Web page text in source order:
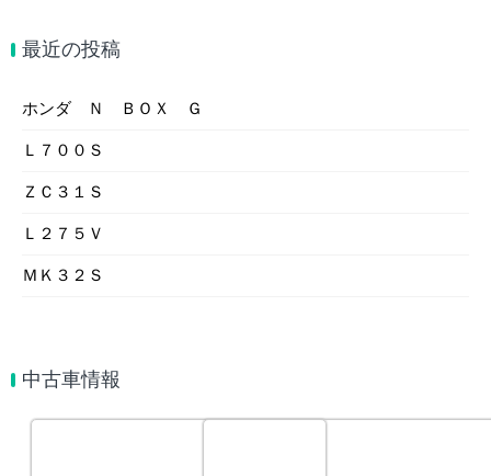
最近の投稿
ホンダ Ｎ ＢＯＸ Ｇ
Ｌ７００Ｓ
ＺＣ３１Ｓ
Ｌ２７５Ｖ
ＭＫ３２Ｓ
中古車情報